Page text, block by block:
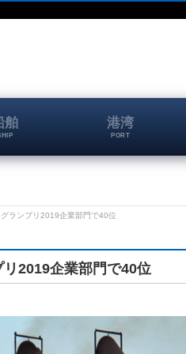
舶 港湾
PORT
ランプリ2019企業部門で40位
2019企業部門で40位